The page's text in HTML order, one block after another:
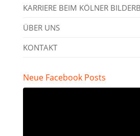
KARRIERE BEIM KÖLNER
ÜBER UNS
KONTAKT
Neue Facebook Posts